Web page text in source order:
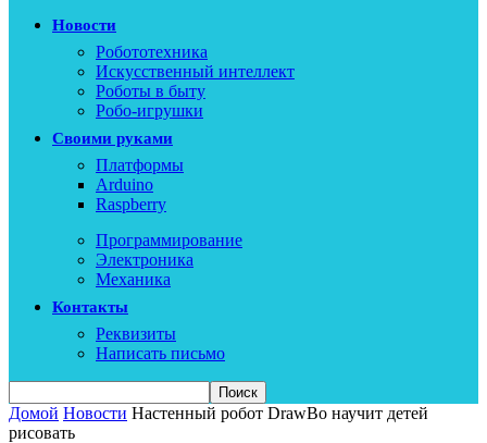
Новости
Робототехника
Искусственный интеллект
Роботы в быту
Робо-игрушки
Своими руками
Платформы
Arduino
Raspberry
Программирование
Электроника
Механика
Контакты
Реквизиты
Написать письмо
Домой Новости Настенный робот DrawBo научит детей
рисовать